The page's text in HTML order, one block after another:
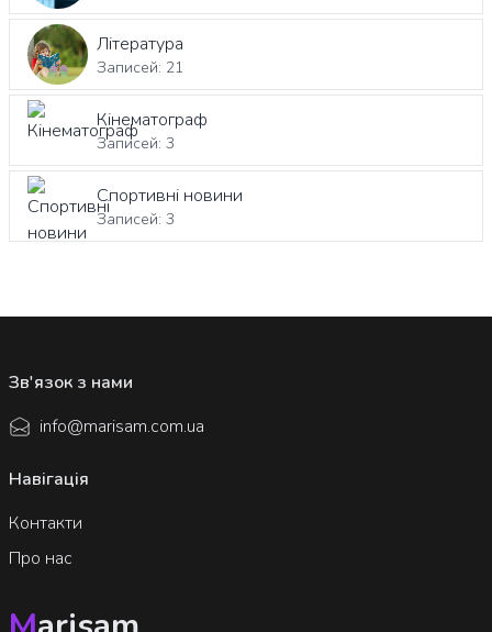
Література
Записей: 21
Кінематограф
Записей: 3
Спортивні новини
Записей: 3
Навігація
Контакти
Про нас
Зв'язок з нами
info@marisam.com.ua